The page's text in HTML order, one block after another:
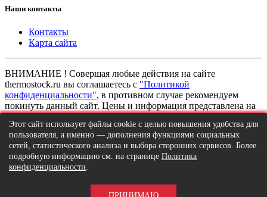
Наши контакты
Контакты
Карта сайта
ВНИМАНИЕ ! Совершая любые действия на сайте
thermostock.ru вы соглашаетесь с "Политикой
конфиденциальности", в противном случае рекомендуем
покинуть данный сайт. Цены и информация представлена на
данном сайте в ознакомительных целях и не являются
публичной офертой ни при каких обстоятельствах!
ТермоСток - все для отопления и водоснабжения © 2026
Этот сайт использует файлы cookie с целью повышения удобства для
пользователя, а именно — дополнения функциями социальных
сетей, статистического анализа и выбора сторонних сервисов. Более
подробную информацию см. на странице Политика
конфиденциальности.